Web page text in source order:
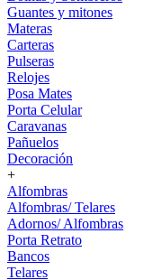
Guantes y mitones
Materas
Carteras
Pulseras
Relojes
Posa Mates
Porta Celular
Caravanas
Pañuelos
Decoración
+
Alfombras
Alfombras/ Telares
Adornos/ Alfombras
Porta Retrato
Bancos
Telares